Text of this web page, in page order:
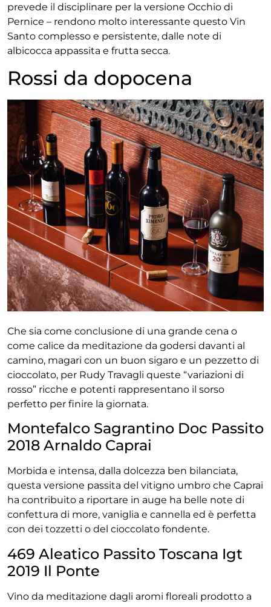
prevede il disciplinare per la versione Occhio di
Pernice – rendono molto interessante questo Vin
Santo complesso e persistente, dalle note di
albicocca appassita e frutta secca.
Rossi da dopocena
Che sia come conclusione di una grande cena o
come calice da meditazione da godersi davanti al
camino, magari con un buon sigaro e un pezzetto di
cioccolato, per Rudy Travagli queste “variazioni di
rosso” ricche e potenti rappresentano il sorso
perfetto per finire la giornata.
Montefalco Sagrantino Doc Passito
2018 Arnaldo Caprai
Morbida e intensa, dalla dolcezza ben bilanciata,
questa versione passita del vitigno umbro che Caprai
ha contribuito a riportare in auge ha belle note di
confettura di more, vaniglia e cannella ed è perfetta
con dei tozzetti o del cioccolato fondente.
469 Aleatico Passito Toscana Igt
2019 Il Ponte
Vino da meditazione dagli aromi floreali prodotto a